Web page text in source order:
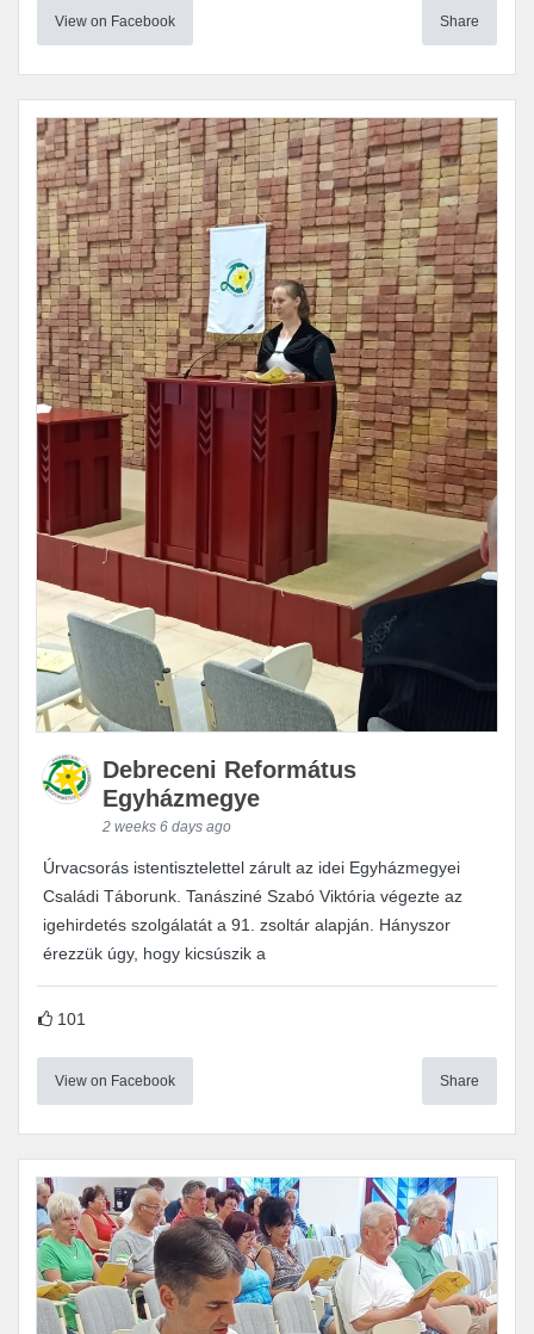
View on Facebook Share
Debreceni Református
Egyházmegye
2 weeks 6 days ago
Úrvacsorás istentisztelettel zárult az idei Egyházmegyei
Családi Táborunk. Tanásziné Szabó Viktória végezte az
igehirdetés szolgálatát a 91. zsoltár alapján. Hányszor
érezzük úgy, hogy kicsúszik a
101
View on Facebook Share